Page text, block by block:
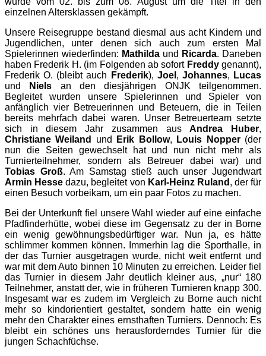
einzelnen Altersklassen gekämpft.
Unsere Reisegruppe bestand diesmal aus acht Kindern und
Jugendlichen, unter denen sich auch zum ersten Mal
Spielerinnen wiederfinden: Mathilda und Ricarda. Daneben
haben Frederik H. (im Folgenden ab sofort Freddygenannt),
Frederik O. (bleibt auch
Frederik), Joel , Johannes, Lucas
und
Niels an den diesjährigen ONJK teilgenommen.
Begleitet wurden unsere Spielerinnen und Spieler von
anfänglich vier Betreuerinnen und Beteuern, die in Teilen
bereits mehrfach dabei waren. Unser Betreuerteam setzte
sich in diesem Jahr zusammen ausAndrea Huber,
Christiane Weiland
und Erik Bollow, Louis Nopper(der
nun die Seiten gewechselt hat und nun nicht mehr als
Turnierteilnehmer, sondern als Betreuer dabei war) und
Tobias Groß. Am Samstag stieß auch unser Jugendwart
Armin Hesse dazu, begleitet von Karl-Heinz Ruland , der für
einen Besuch vorbeikam, um ein paar Fotos zu machen.
Bei der Unterkunft fiel unsere Wahl wieder auf eine einfache
Pfadfinderhütte, wobei diese im Gegensatz zu der in Borne
ein wenig gewöhnungsbedürftiger war. Nun ja, es hätte
schlimmer kommen können. Immerhin lag die Sporthalle, in
der das Turnier ausgetragen wurde, nicht weit entfernt und
war mit dem Auto binnen 10 Minuten zu erreichen. Leider fiel
das Turnier in diesem Jahr deutlich kleiner aus, „nur“ 180
Teilnehmer, anstatt der, wie in früheren Turnieren knapp 300.
Insgesamt war es zudem im Vergleich zu Borne auch nicht
mehr so kindorientiert gestaltet, sondern hatte ein wenig
mehr den Charakter eines ernsthaften Turniers. Dennoch: Es
bleibt ein schönes uns herausforderndes Turnier für die
jungen Schachfüchse.